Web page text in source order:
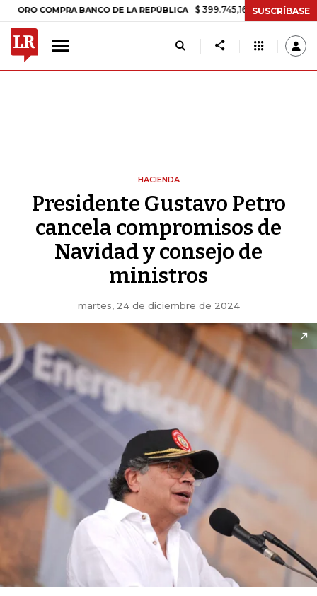
COMPRA BANCO DE LA REPÚBLICA $ 399.745,16 +$ 2.295,71 +0,58%
SUSCRÍBASE
HACIENDA
Presidente Gustavo Petro
cancela compromisos de
Navidad y consejo de
ministros
martes, 24 de diciembre de 2024